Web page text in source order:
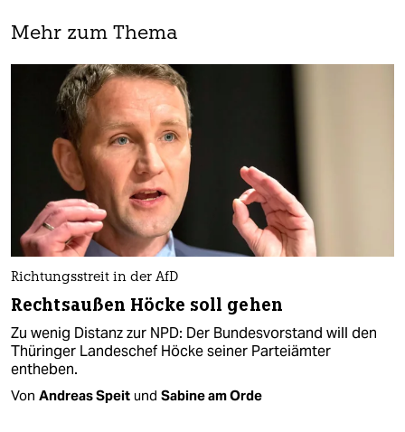
Mehr zum Thema
Richtungsstreit in der AfD
Rechtsaußen Höcke soll gehen
Zu wenig Distanz zur NPD: Der Bundesvorstand will den
Thüringer Landeschef Höcke seiner Parteiämter
entheben.
Von Andreas Speit und Sabine am Orde